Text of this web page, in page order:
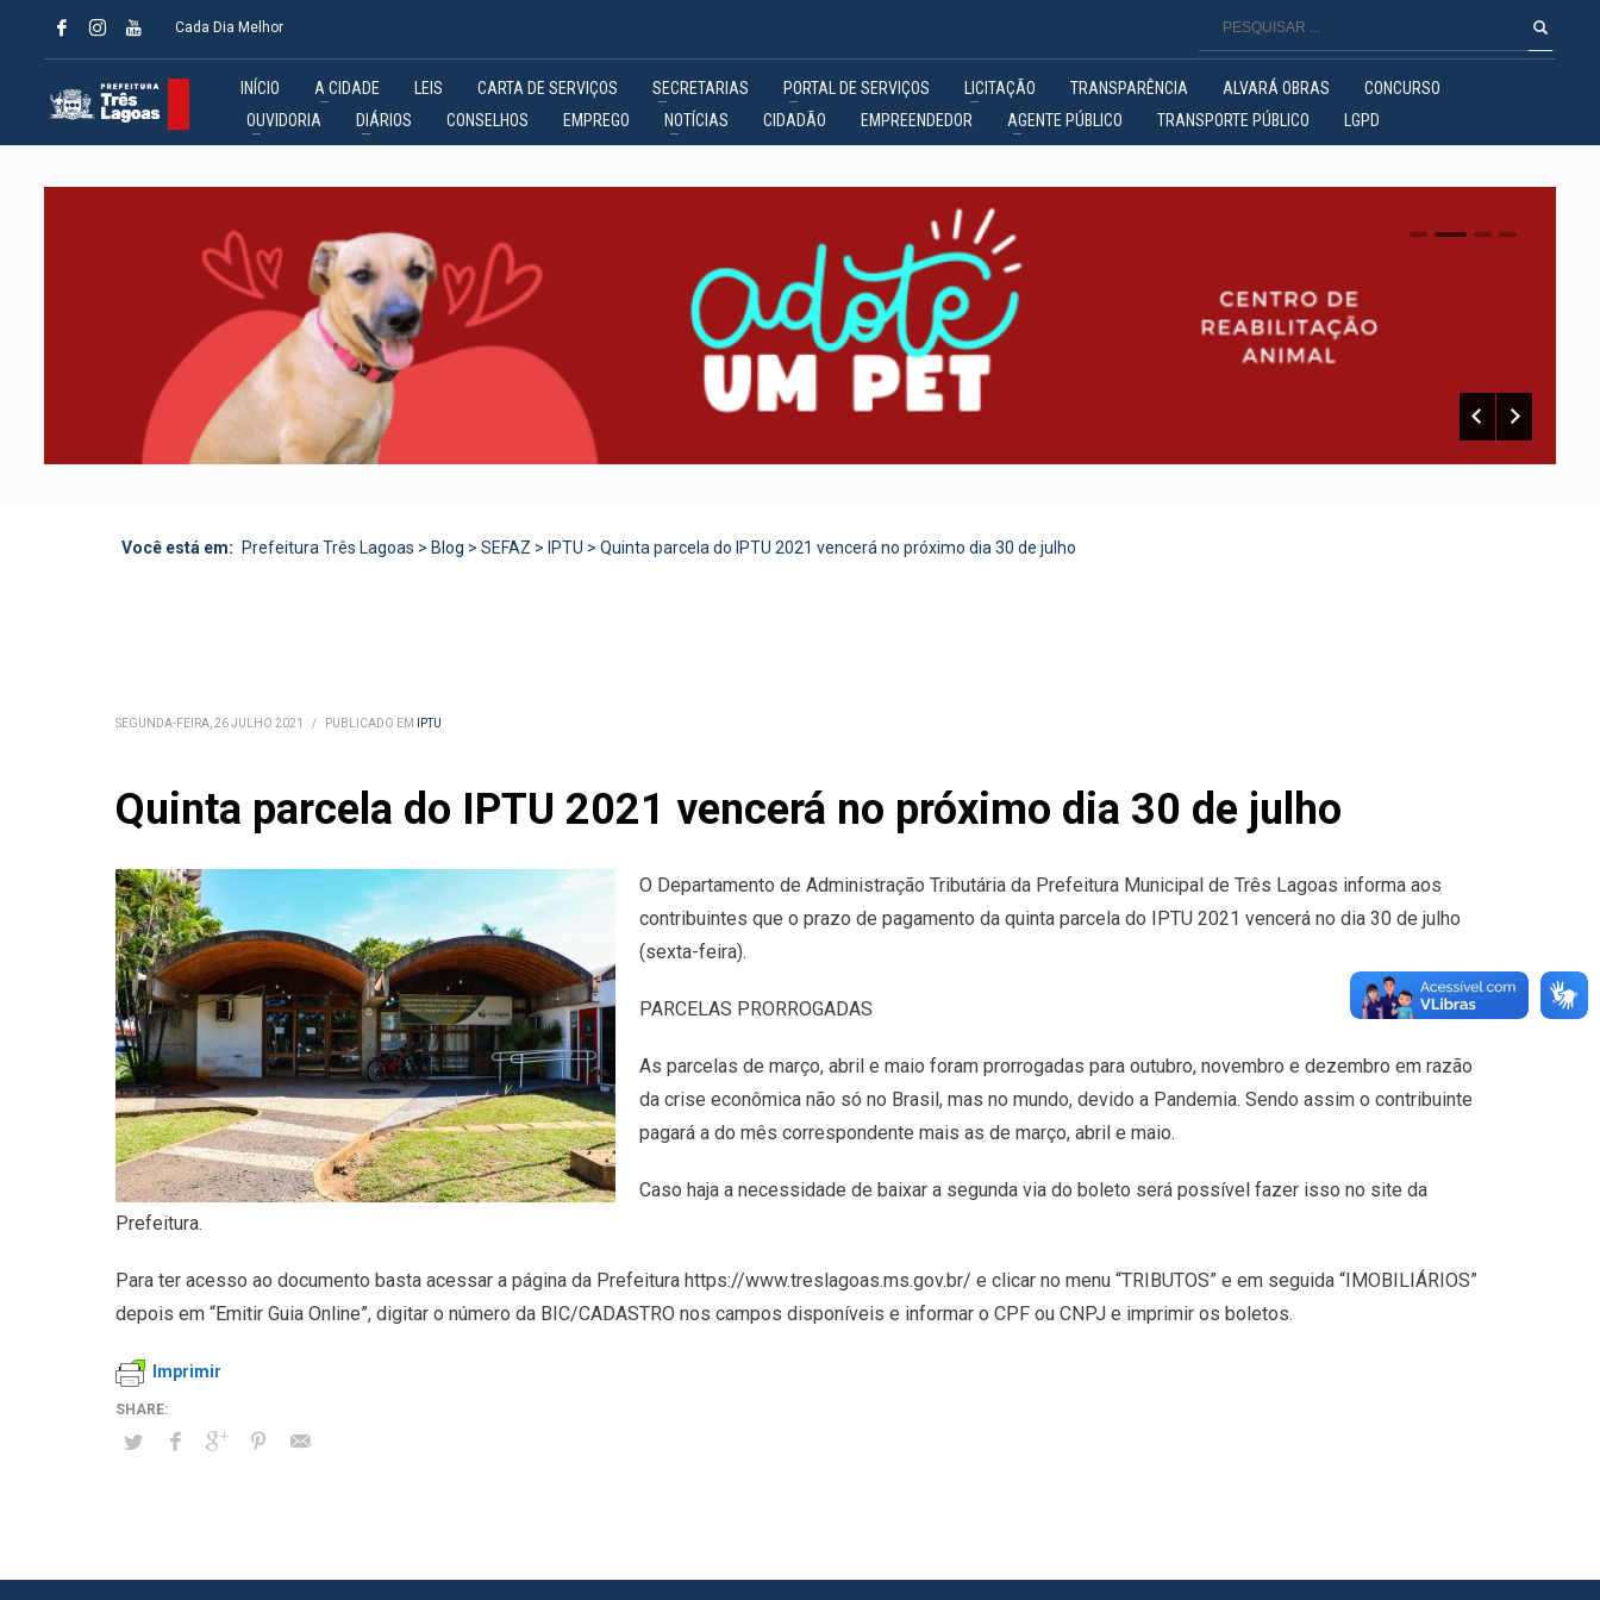
Cada Dia Melhor
INÍCIO A CIDADE LEIS CARTA DE SERVIÇOS SECRETARIAS PORTAL DE SERVIÇOS LICITAÇÃO TRANSPARÊNCIA ALVARÁ OBRAS
CONCURSO
OUVIDORIA
DIÁRIOS CONSELHOS EMPREGO NOTÍCIAS CIDADÃO EMPREENDEDOR AGENTE PÚBLICO TRANSPORTE PÚBLICO LGPD
0 1 2
Você está em: Prefeitura Três Lagoas > Blog > SEFAZ > IPTU > Quinta parcela do IPTU 2021 vencerá no próximo dia 30 de julho
SEGUNDA-FEIRA, 26 JULHO 2021 / PUBLICADO EM IPTU
Quinta parcela do IPTU 2021 vencerá no próximo dia 30 de julho
O Departamento de Administração Tributária da Prefeitura Municipal de Três Lagoas informa aos
contribuintes que o prazo de pagamento da quinta parcela do IPTU 2021 vencerá no dia 30 de julho
(sexta-feira).
PARCELAS PRORROGADAS
As parcelas de março, abril e maio foram prorrogadas para outubro, novembro e dezembro em razão
da crise econômica não só no Brasil, mas no mundo, devido a Pandemia. Sendo assim o contribuinte
pagará a do mês correspondente mais as de março, abril e maio.
Caso haja a necessidade de baixar a segunda via do boleto será possível fazer isso no site da
Prefeitura.
Para ter acesso ao documento basta acessar a página da Prefeitura https://www.treslagoas.ms.gov.br/ e clicar no menu “TRIBUTOS” e em seguida “IMOBILIÁRIOS”
depois em “Emitir Guia Online”, digitar o número da BIC/CADASTRO nos campos disponíveis e informar o CPF ou CNPJ e imprimir os boletos.
Imprimir